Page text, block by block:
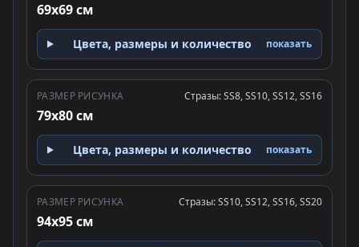
69x69 см
Цвета, размеры и количество показать
РАЗМЕР РИСУНКА
79x80 см
Стразы: SS8, SS10, SS12, SS16
Цвета, размеры и количество показать
РАЗМЕР РИСУНКА
94x95 см
Стразы: SS10, SS12, SS16, SS20